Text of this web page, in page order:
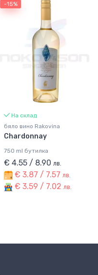
-15%
На склад
бяло вино Rakovina
Chardonnay
750 ml бутилка
€ 4.55 / 8.90 лв.
€ 3.87 / 7.57 лв.
€ 3.59 / 7.02 лв.